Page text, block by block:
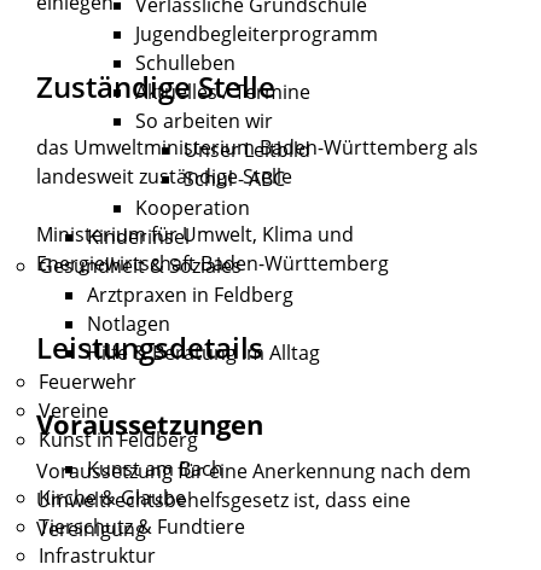
Jugendbegleiterprogramm
Schulleben
Aktuelles / Termine
So arbeiten wir
Unser Leitbild
Schul - ABC
Kooperation
Kinderinsel
Gesundheit & Soziales
Arztpraxen in Feldberg
Notlagen
Hilfe & Beratung im Alltag
Feuerwehr
Vereine
Kunst in Feldberg
Kunst am Bach
Kirche & Glaube
Tierschutz & Fundtiere
Infrastruktur
Zuständige Stelle
das Umweltministerium Baden-Württemberg als
landesweit zuständige Stelle
Ministerium für Umwelt, Klima und
Energiewirtschaft Baden-Württemberg
Leistungsdetails
Voraussetzungen
Voraussetzung für eine Anerkennung nach dem
Umweltrechtsbehelfsgesetz ist, dass eine
Vereinigung